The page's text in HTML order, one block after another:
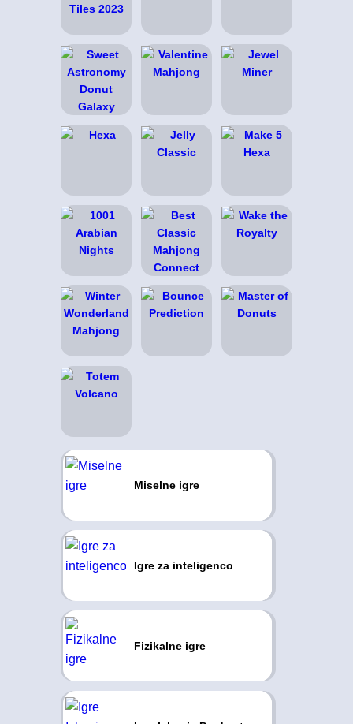
Miselne igre
Igre za inteligenco
Fizikalne igre